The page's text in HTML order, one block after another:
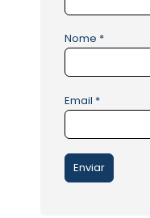
Nome *
Email *